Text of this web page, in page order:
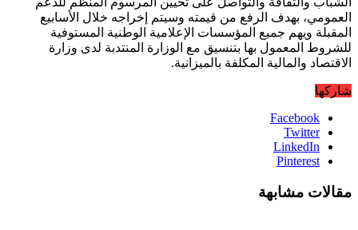
العمومي، بهدف الرفع من قيمته وسيتم إخراجه خلال الأسابيع
المقبلة ويهم جميع المؤسسات الإعلامية الوطنية المستوفية
للشروط المعمول بها بتنسيق مع الوزارة المنتدبة لدى وزارة
الاقتصاد والمالية المكلفة بالميزانية.
شاركها
Facebook
Twitter
LinkedIn
Pinterest
مقالات مشابهة